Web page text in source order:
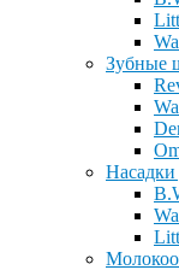
Зубные
Насадки